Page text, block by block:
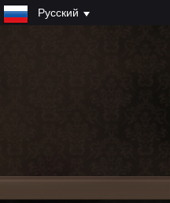
Русский